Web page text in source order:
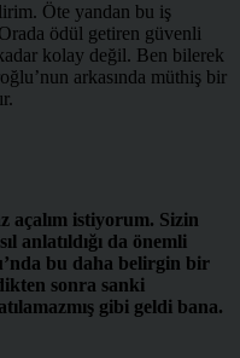
Öte yandan bu iş
ödül getiren güvenli
kolay değil. Ben bilerek
arkasında müthiş bir
açalım istiyorum. Sizin
anlatıldığı da önemli
bu daha belirgin bir
sonra sanki
gibi geldi bana.